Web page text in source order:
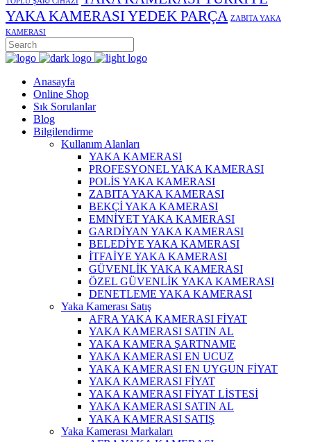
YAKA KAMERASI YEDEK PARÇA ZABITA YAKA
KAMERASI
Anasayfa
Online Shop
Sık Sorulanlar
Blog
Bilgilendirme
Kullanım Alanları
YAKA KAMERASI
PROFESYONEL YAKA KAMERASI
POLİS YAKA KAMERASI
ZABITA YAKA KAMERASI
BEKÇİ YAKA KAMERASI
EMNİYET YAKA KAMERASI
GARDİYAN YAKA KAMERASI
BELEDİYE YAKA KAMERASI
İTFAİYE YAKA KAMERASI
GÜVENLİK YAKA KAMERASI
ÖZEL GÜVENLİK YAKA KAMERASI
DENETLEME YAKA KAMERASI
Yaka Kamerası Satış
AFRA YAKA KAMERASI FİYAT
YAKA KAMERASI SATIN AL
YAKA KAMERA ŞARTNAME
YAKA KAMERASI EN UCUZ
YAKA KAMERASI EN UYGUN FİYAT
YAKA KAMERASI FİYAT
YAKA KAMERASI FİYAT LİSTESİ
YAKA KAMERASI SATIN AL
YAKA KAMERASI SATIŞ
Yaka Kamerası Markaları